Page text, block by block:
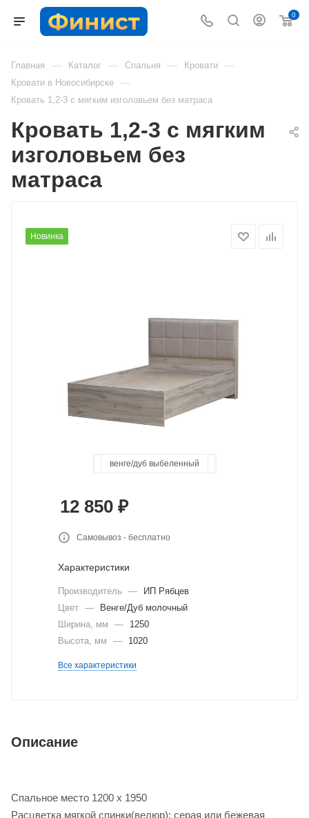
0
Главная — Каталог — Спальня — Кровати —
Кровати в Новосибирске —
Кровать 1,2-3 с мягким изголовьем без матраса
Кровать 1,2-3 с мягким
изголовьем без
матраса
Новинка
дуб юстус+бежевый велюр
дуб юстус+серый велюр
базальт
цемент
канадский дуб
сонома
ясень шимо темн/светлый
венге/дуб выбеленный
12 850 ₽
Самовывоз - бесплатно
Характеристики
Производитель —
ИП Рябцев
Цвет —
Венге/Дуб молочный
Ширина, мм
—
1250
Высота, мм
— 1020
Все характеристики
Описание
Спальное место 1200 х 1950
Расцветка мягкой спинки(велюр): серая или бежевая